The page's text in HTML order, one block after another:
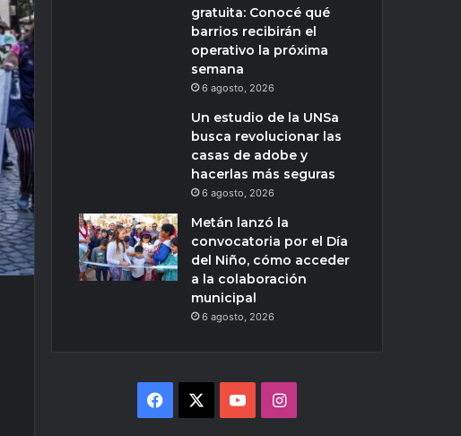
gratuita: Conocé qué
barrios recibirán el
operativo la próxima
semana
6 agosto, 2026
Un estudio de la UNSa
busca revolucionar las
casas de adobe y
hacerlas más seguras
6 agosto, 2026
Metán lanzó la
convocatoria por el Día
del Niño, cómo acceder
a la colaboración
municipal
6 agosto, 2026
Facebook YouTubeInstagram